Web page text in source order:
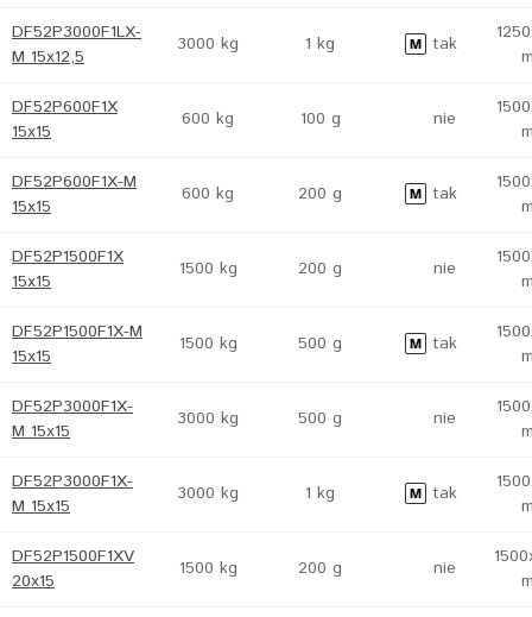
DF52P3000F1LX-
M 15x12,5
3000 kg 1 kg tak
DF52P600F1X
15x15
600 kg 100 g nie
DF52P600F1X-M
15x15
600 kg 200 g tak
DF52P1500F1X
15x15
1500 kg 200 g nie
DF52P1500F1X-M
15x15
1500 kg 500 g tak
DF52P3000F1X-
M 15x15
3000 kg 500 g nie
DF52P3000F1X-
M 15x15
3000 kg 1 kg tak
DF52P1500F1XV
20x15
1500 kg 200 g nie